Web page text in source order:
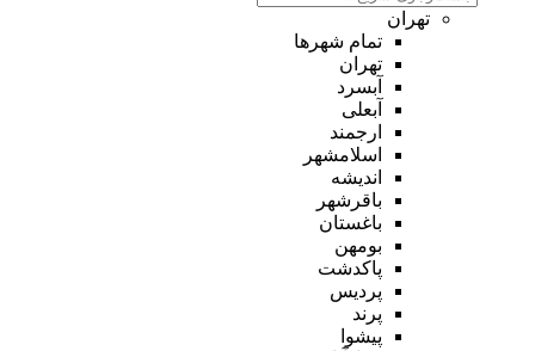
تهران
تمام شهر‌ها
تهران
آبسرد
آبعلی
ارجمند
اسلامشهر
اندیشه
باقرشهر
باغستان
بومهن
پاکدشت
پردیس
پرند
پیشوا